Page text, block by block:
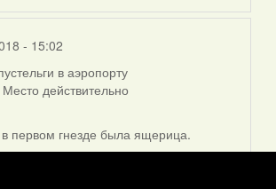
- 15:02
в аэропорту
действительно
первом гнезде была ящерица.